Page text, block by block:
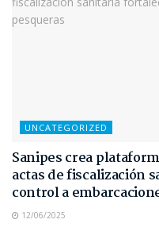
UNCATEGORIZED
Sanipes crea
actas de fiscalización
control a
12/06/2025